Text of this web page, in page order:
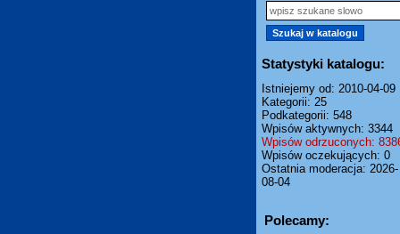
Statystyki katalogu:
Istniejemy od: 2010-04-09
Kategorii: 25
Podkategorii: 548
Wpisów aktywnych: 3344
Wpisów odrzuconych:
Wpisów oczekujących: 0
Ostatnia moderacja: 2026-
08-04
Polecamy: